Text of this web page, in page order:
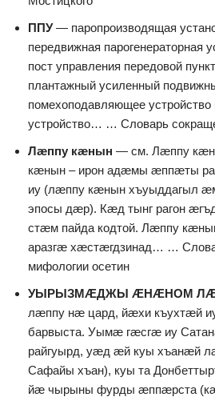
ППУ— паропроизводящая
передвижная парогенераторная
пост управления передовой
плантажный усиленный
помехоподавляющее
устройство… … Словарь
Лæппу кæнын — см. Лæппу
кæнын – ирон адæмы æппæты
иу (лæппу кæнын хъуыддагыл
эпосы дæр). Кæд тынг рагон
стæм пайда кодтой. Лæппу
аразгæ хæстæгдзинад… …
мифологии осетин
УЫРЫЗМÆДЖЫ ÆНÆНОМ
лæппу нæ цард, йæхи къухтæй
барвыста. Уымæ гæсгæ иу
райгуырд, уæд æй куы хъанæй
Сафайы хъан), куы та
йæ чырыны фурды æппæрста